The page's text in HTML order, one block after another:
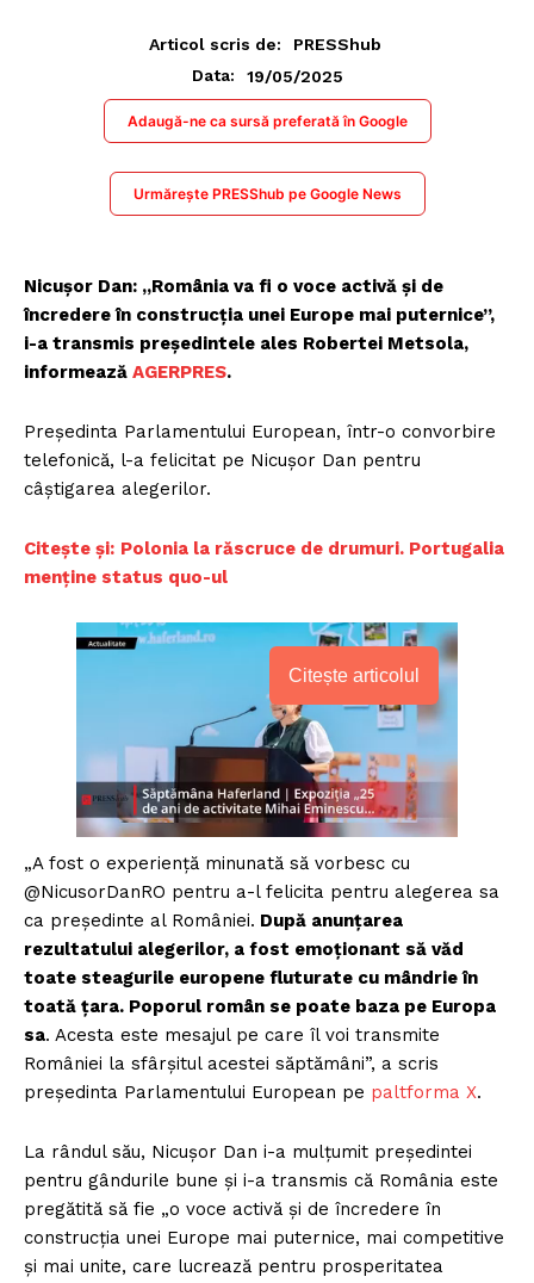
Articol scris de:
PRESShub
Data:
19/05/2025
Adaugă-ne ca sursă preferată în Google
Urmărește PRESShub pe Google News
Nicușor Dan: „România va fi o voce activă și de
încredere în construcția unei Europe mai puternice”,
i-a transmis președintele ales Robertei Metsola,
informează AGERPRES.
Președinta Parlamentului European, într-o convorbire
telefonică, l-a felicitat pe Nicușor Dan pentru
câștigarea alegerilor.
Citește și: Polonia la răscruce de drumuri. Portugalia
menține status quo-ul
Citește articolul
„A fost o experiență minunată să vorbesc cu
@NicusorDanRO pentru a-l felicita pentru alegerea sa
ca președinte al României. După anunțarea
rezultatului alegerilor, a fost emoționant să văd
toate steagurile europene fluturate cu mândrie în
toată țara. Poporul român se poate baza pe Europa
sa. Acesta este mesajul pe care îl voi transmite
României la sfârșitul acestei săptămâni”, a scris
președinta Parlamentului European pe paltforma X.
La rândul său, Nicușor Dan i-a mulțumit președintei
pentru gândurile bune și i-a transmis că România este
pregătită să fie „o voce activă și de încredere în
construcția unei Europe mai puternice, mai competitive
și mai unite, care lucrează pentru prosperitatea